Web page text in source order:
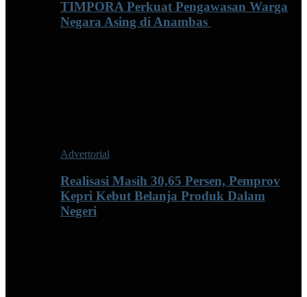
TIMPORA Perkuat Pengawasan Warga
Negara Asing di Anambas ‎
Advertorial
Realisasi Masih 30,65 Persen, Pemprov
Kepri Kebut Belanja Produk Dalam
Negeri